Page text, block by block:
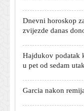
Dnevni horoskop
zvijezde danas
Hajdukov podatak
u pet od sedam
Garcia nakon
Torcida prvi put